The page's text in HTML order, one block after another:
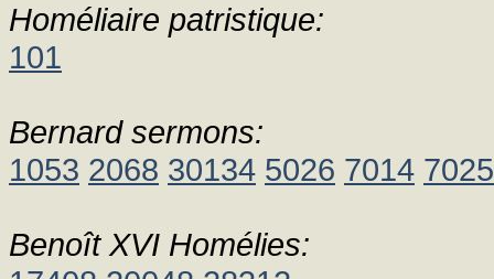
Homéliaire patristique:
101
Bernard sermons:
1053 2068 30134 5026 7014 7025
Benoît XVI Homélies: